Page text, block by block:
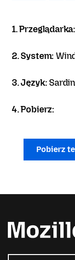
1. Przeglądarka:
2. System:
3. Język:
4. Pobierz:
Pobierz